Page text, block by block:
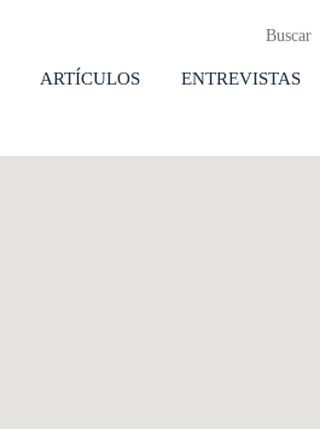
ARTÍCULOS ENTREVISTAS